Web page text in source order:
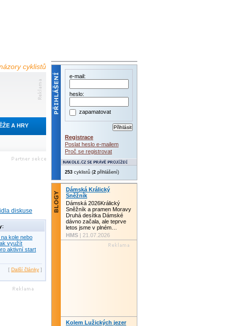
cyklistů
A HRY
diskuse
kole nebo
využít
aktivní start
[ Další články ]
e-mail:
heslo:
zapamatovat
Registrace
Poslat heslo e-mailem
Proč se registrovat
253 cyklistů (2 přihlášení)
Dámská Králický
Sněžník
Dámská 2026Králický
Sněžník a pramen Moravy
Druhá desítka Dámské
dávno začala, ale teprve
letos jsme v plném…
HMS | 21.07.2026
Kolem Lužických jezer